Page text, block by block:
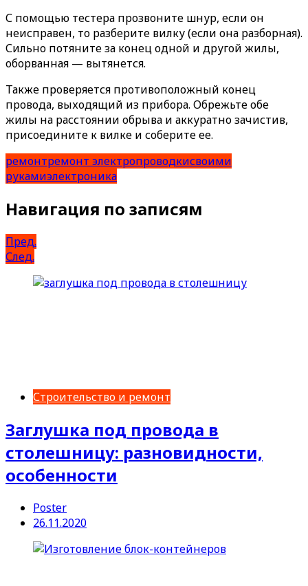
С помощью тестера прозвоните шнур, если он
неисправен, то разберите вилку (если она разборная).
Сильно потяните за конец одной и другой жилы,
оборванная — вытянется.
Также проверяется противоположный конец
провода, выходящий из прибора. Обрежьте обе
жилы на расстоянии обрыва и аккуратно зачистив,
присоедините к вилке и соберите ее.
ремонтремонт электропроводкисвоими
рукамиэлектроника
Навигация по записям
Пред.
След.
Строительство и ремонт
Заглушка под провода в
столешницу: разновидности,
особенности
Poster
26.11.2020